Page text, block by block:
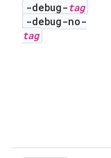
-debug-tag
-debug-no-
tag